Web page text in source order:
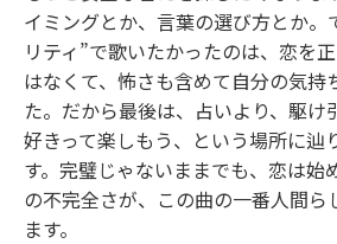
イミングとか、言葉の選び方とか。
リティ”で歌いたかったのは、恋を
はなくて、怖さも含めて自分の気持
た。だから最後は、占いより、駆け
好きって楽しもう、という場所に辿
す。完璧じゃないままでも、恋は始
の不完全さが、この曲の一番人間ら
ます。